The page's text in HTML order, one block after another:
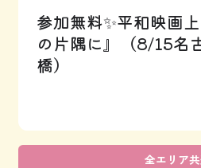
参加無料✨平和映画
の片隅に』（8/15名
橋）
全エリア